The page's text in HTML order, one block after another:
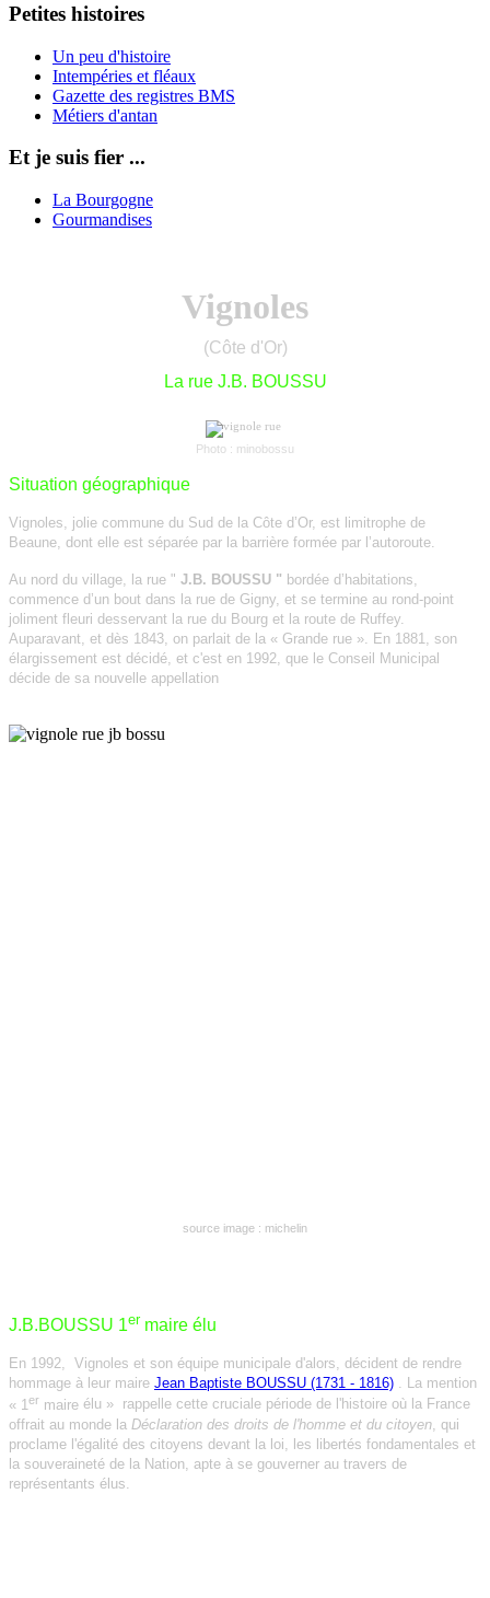
Petites histoires
Un peu d'histoire
Intempéries et fléaux
Gazette des registres BMS
Métiers d'antan
Et je suis fier ...
La Bourgogne
Gourmandises
Vignoles
(Côte d'Or)
La rue J.B. BOUSSU
Photo : minobossu
Situation géographique
Vignoles, jolie commune du Sud de la Côte d’Or, est limitrophe de
Beaune, dont elle est séparée par la barrière formée par l’autoroute.
Au nord du village, la rue " J.B. BOUSSU " bordée d’habitations,
commence d’un bout dans la rue de Gigny, et se termine au rond-point
joliment fleuri desservant la rue du Bourg et la route de Ruffey.
Auparavant, et dès 1843, on parlait de la « Grande rue ». En 1881, son
élargissement est décidé, et c'est en 1992, que le Conseil Municipal
décide de sa nouvelle appellation
source image : michelin
J.B.BOUSSU 1er maire élu
En 1992, Vignoles et son équipe municipale d'alors, décident de rendre
hommage à leur maire Jean Baptiste BOUSSU (1731 - 1816) . La mention
« 1 er maire élu » rappelle cette cruciale période de l'histoire où la France
offrait au monde la Déclaration des droits de l'homme et du citoyen , qui
proclame l'égalité des citoyens devant la loi, les libertés fondamentales et
la souveraineté de la Nation, apte à se gouverner au travers de
représentants élus.